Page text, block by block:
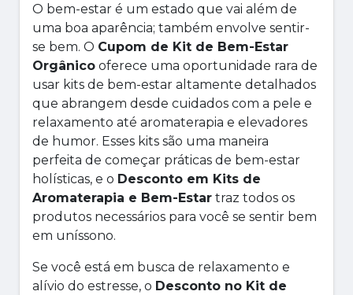
O bem-estar é um estado que vai além de
uma boa aparência; também envolve sentir-
se bem. O Cupom de Kit de Bem-Estar
Orgânico oferece uma oportunidade rara de
usar kits de bem-estar altamente detalhados
que abrangem desde cuidados com a pele e
relaxamento até aromaterapia e elevadores
de humor. Esses kits são uma maneira
perfeita de começar práticas de bem-estar
holísticas, e o Desconto em Kits de
Aromaterapia e Bem-Estar traz todos os
produtos necessários para você se sentir bem
em uníssono.
Se você está em busca de relaxamento e
alívio do estresse, o Desconto no Kit de